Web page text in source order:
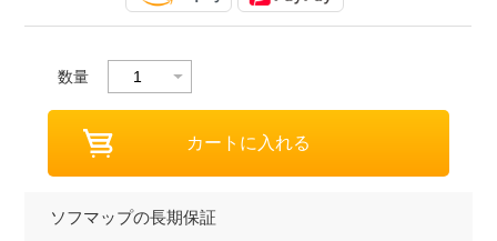
数量
ソフマップの長期保証